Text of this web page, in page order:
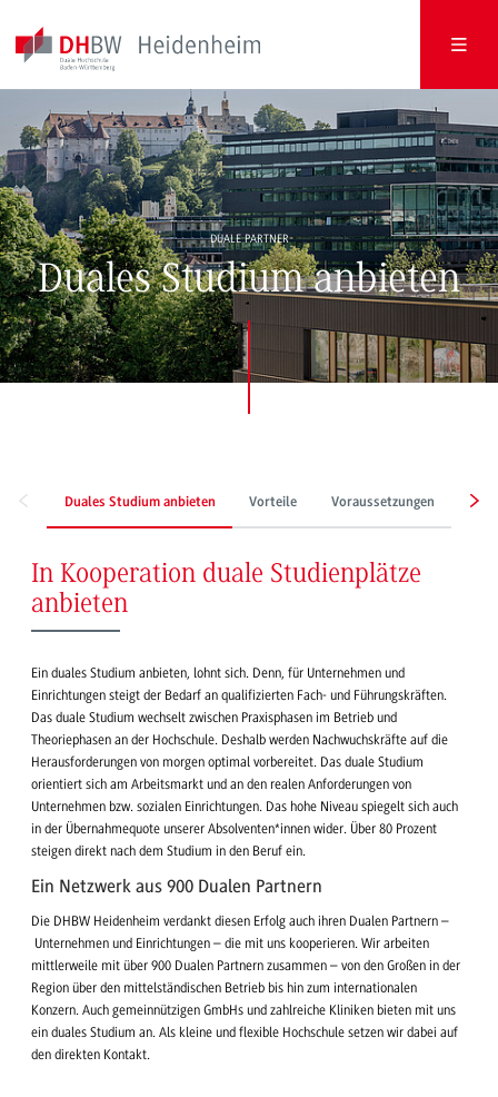
DUALE PARTNER
Duales Studium anbieten
Duales Studium anbieten Vorteile Voraussetzungen
In Kooperation duale Studienplätze
anbieten
Ein duales Studium anbieten, lohnt sich. Denn, für Unternehmen und
Einrichtungen steigt der Bedarf an qualifizierten Fach- und Führungskräften.
Das duale Studium wechselt zwischen Praxisphasen im Betrieb und
Theoriephasen an der Hochschule. Deshalb werden Nachwuchskräfte auf die
Herausforderungen von morgen optimal vorbereitet. Das duale Studium
orientiert sich am Arbeitsmarkt und an den realen Anforderungen von
Unternehmen bzw. sozialen Einrichtungen. Das hohe Niveau spiegelt sich auch
in der Übernahmequote unserer Absolventen*innen wider. Über 80 Prozent
steigen direkt nach dem Studium in den Beruf ein.
Ein Netzwerk aus 900 Dualen Partnern
Die DHBW Heidenheim verdankt diesen Erfolg auch ihren Dualen Partnern –
Unternehmen und Einrichtungen – die mit uns kooperieren. Wir arbeiten
mittlerweile mit über 900 Dualen Partnern zusammen – von den Großen in der
Region über den mittelständischen Betrieb bis hin zum internationalen
Konzern. Auch gemeinnützigen GmbHs und zahlreiche Kliniken bieten mit uns
ein duales Studium an. Als kleine und flexible Hochschule setzen wir dabei auf
den direkten Kontakt.